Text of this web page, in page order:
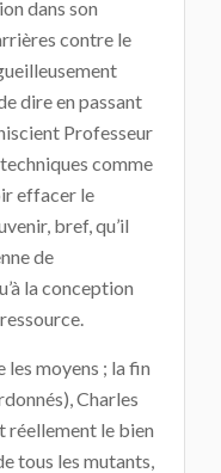
dans son
contre le
dire en passant
Professeur
comme
effacer le
bref, qu’il
de
la conception
moyens ; la fin
Charles
réellement le bien
tous les mutants,